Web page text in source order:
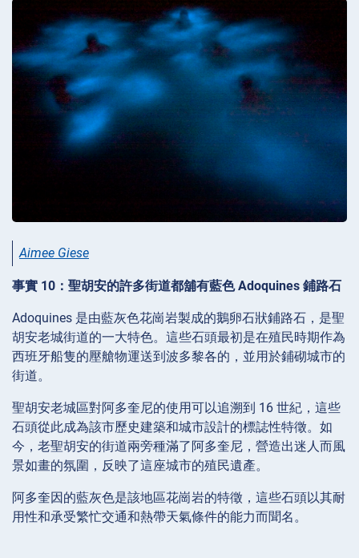
Aimee Giese
事實 10：聖胡安的許多街道都舖有藍色 Adoquines 鋪路石
Adoquines 是由藍灰色花崗岩製成的鵝卵石狀鋪路石，是聖
胡安老城街道的一大特色。這些石頭最初是在殖民時期作為
西班牙船隻的壓艙物運送到波多黎各的，並用於鋪砌城市的
街道。
聖胡安老城區對阿多奎尼的使用可以追溯到 16 世紀，這些
石頭從此成為該市歷史建築和城市設計的標誌性特徵。如
今，老聖胡安的街道兩旁種滿了阿多奎尼，營造出迷人而風
景如畫的氛圍，反映了這座城市的殖民遺產。
阿多奎因的藍灰色是該地區花崗岩的特徵，這些石頭以其耐
用性和承受繁忙交通和熱帶天氣條件的能力而聞名。